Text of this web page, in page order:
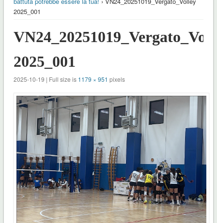
2025_001
2025_001
2025-10-19 | Full size is 1179 × 951 pixels